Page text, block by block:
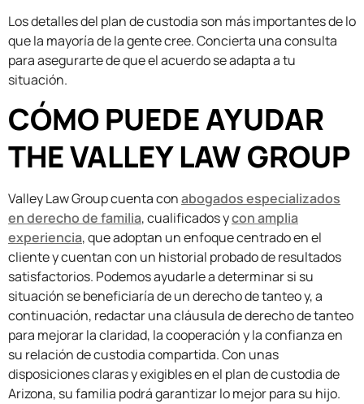
Los detalles del plan de custodia son más importantes de lo
que la mayoría de la gente cree. Concierta una consulta
para asegurarte de que el acuerdo se adapta a tu
situación.
CÓMO PUEDE AYUDAR
THE VALLEY LAW GROUP
Valley Law Group cuenta conabogados especializados
en derecho de familia, cualificados ycon amplia
experiencia, que adoptan un enfoque centrado en el
cliente y cuentan con un historial probado de resultados
satisfactorios. Podemos ayudarle a determinar si su
situación se beneficiaría de un derecho de tanteo y, a
continuación, redactar una cláusula de derecho de tanteo
para mejorar la claridad, la cooperación y la confianza en
su relación de custodia compartida. Con unas
disposiciones claras y exigibles en el plan de custodia de
Arizona, su familia podrá garantizar lo mejor para su hijo.